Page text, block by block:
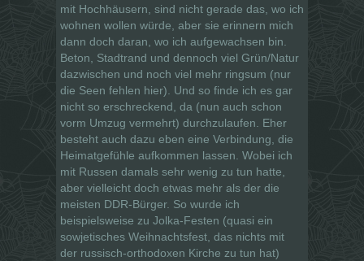
mit Hochhäusern, sind nicht gerade das, wo ich
wohnen wollen würde, aber sie erinnern mich
dann doch daran, wo ich aufgewachsen bin.
Beton, Stadtrand und dennoch viel Grün/Natur
dazwischen und noch viel mehr ringsum (nur
die Seen fehlen hier). Und so finde ich es gar
nicht so erschreckend, da (nun auch schon
vorm Umzug vermehrt) durchzulaufen. Eher
besteht auch dazu eben eine Verbindung, die
Heimatgefühle aufkommen lassen. Wobei ich
mit Russen damals sehr wenig zu tun hatte,
aber vielleicht doch etwas mehr als der die
meisten DDR-Bürger. So wurde ich
beispielsweise zu Jolka-Festen (quasi ein
sowjetisches Weihnachtsfest, das nichts mit
der russisch-orthodoxen Kirche zu tun hat)